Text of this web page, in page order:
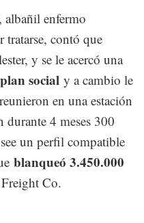
albañil enfermo
tratarse, contó que
y se le acercó una
social y a cambio le
en una estación
4 meses 300
un perfil compatible
blanqueó 3.450.000
Co.